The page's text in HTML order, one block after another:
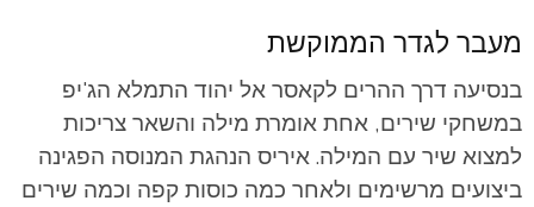
מעבר לגדר הממוקשת
בנסיעה דרך ההרים לקאסר אל יהוד התמלא הג'יפ
במשחקי שירים, אחת אומרת מילה והשאר צריכות
למצוא שיר עם המילה. איריס הנהגת המנוסה הפגינה
ביצועים מרשימים ולאחר כמה כוסות קפה וכמה שירים